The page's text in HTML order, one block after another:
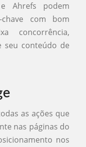
Ahrefs podem
com bom
concorrência,
seu conteúdo de
as ações que
nas páginas do
nos